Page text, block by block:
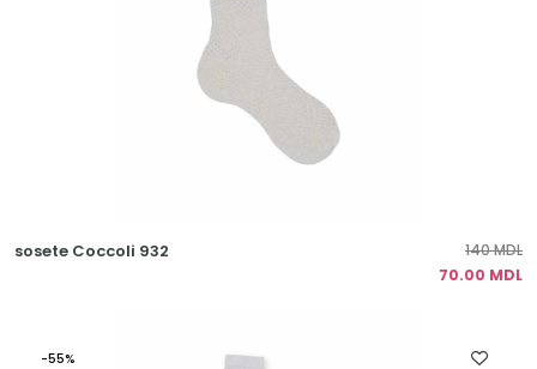
sosete Coccoli 932
140 MDL
70.00 MDL
-55%